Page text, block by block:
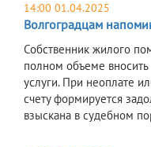
14:00 01.04.2025
Волгоградцам
Собственник жилого
полном объеме
услуги. При неоплате
счету формируется
взыскана в судебном